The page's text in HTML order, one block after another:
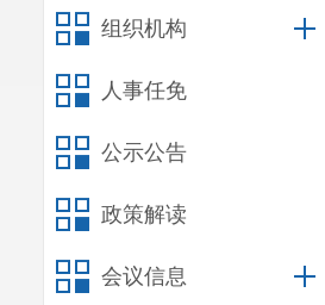
组织机构
人事任免
公示公告
政策解读
会议信息